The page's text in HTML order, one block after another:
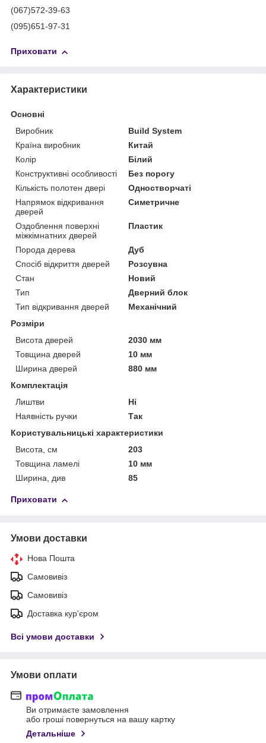
(067)572-39-63
(095)651-97-31
Приховати
Характеристики
Основні
Виробник
Build System
Країна виробник
Китай
Колір
Білий
Конструктивні особливості
Без порогу
Кількість полотен двері
Одностворчаті
Напрямок відкривання
дверей
Симетричне
Оздоблення поверхні
міжкімнатних дверей
Пластик
Порода дерева
Дуб
Спосіб відкриття дверей
Розсувна
Стан
Новий
Тип
Дверний блок
Тип відкривання дверей
Механічний
Розміри
Висота дверей
2030 мм
Товщина дверей
10 мм
Ширина дверей
880 мм
Комплектація
Лиштви
Ні
Наявність ручки
Так
Користувальницькі характеристики
Висота, см
203
Товщина ламелі
10 мм
Ширина, див
85
Приховати
Умови доставки
Нова Пошта
Самовивіз
Самовивіз
Доставка кур'єром
Всі умови доставки
Умови оплати
Ви отримаєте замовлення
або гроші повернуться на вашу картку
Детальніше